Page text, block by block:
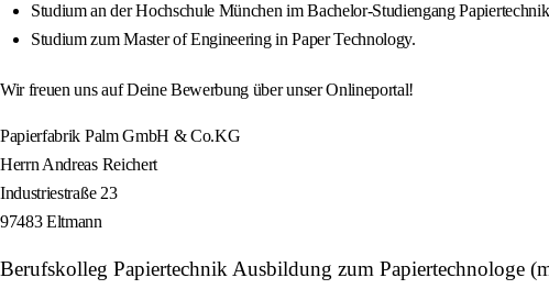
Studium an der Hochschule München im Bachelor-Studiengang
Studium zum Master of Engineering in Paper Technology.
Wir freuen uns auf Deine Bewerbung über unser Onlineportal!
Papierfabrik Palm GmbH & Co.KG
Herrn Andreas Reichert
Industriestraße 23
97483 Eltmann
Berufskolleg Papiertechnik Ausbildung zum Papiertechnologe